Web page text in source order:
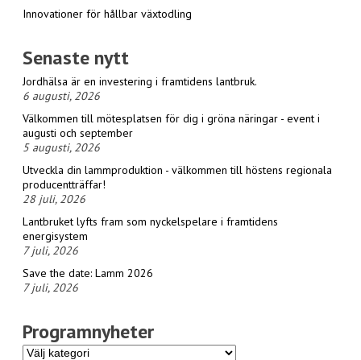
Innovationer för hållbar växtodling
Senaste nytt
Jordhälsa är en investering i framtidens lantbruk.
6 augusti, 2026
Välkommen till mötesplatsen för dig i gröna näringar - event i
augusti och september
5 augusti, 2026
Utveckla din lammproduktion - välkommen till höstens regionala
producentträffar!
28 juli, 2026
Lantbruket lyfts fram som nyckelspelare i framtidens
energisystem
7 juli, 2026
Save the date: Lamm 2026
7 juli, 2026
Programnyheter
Programnyheter